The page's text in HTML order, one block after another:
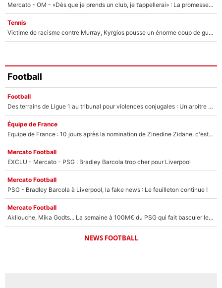
Mercato - OM - «Dès que je prends un club, je t’appellerai» : La promesse de Marcelino au moment de claquer la porte
Tennis
Victime de racisme contre Murray, Kyrgios pousse un énorme coup de gueule !
Football
Football
Des terrains de Ligue 1 au tribunal pour violences conjugales : Un arbitre français encourt une peine de 18 mois de prison !
Équipe de France
Equipe de France : 10 jours après la nomination de Zinedine Zidane, c'est au tour de son fils de prendre un nouveau départ !
Mercato Football
EXCLU - Mercato - PSG : Bradley Barcola trop cher pour Liverpool
Mercato Football
PSG - Bradley Barcola à Liverpool, la fake news : Le feuilleton continue !
Mercato Football
Akliouche, Mika Godts... La semaine à 100M€ du PSG qui fait basculer le mercato du PSG !
NEWS FOOTBALL